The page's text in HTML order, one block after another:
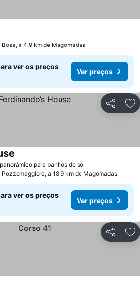
Bosa, a 4.9 km de Magomadas
ver os preços
Ver preços
Partilhar
para banhos de sol
Pozzomaggiore, a 18.9 km de Magomadas
ver os preços
Ver preços
Partilhar